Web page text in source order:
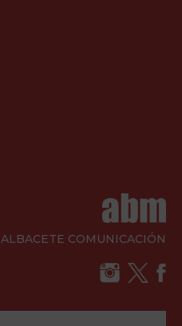
ALBACETE COMUNICACIÓN